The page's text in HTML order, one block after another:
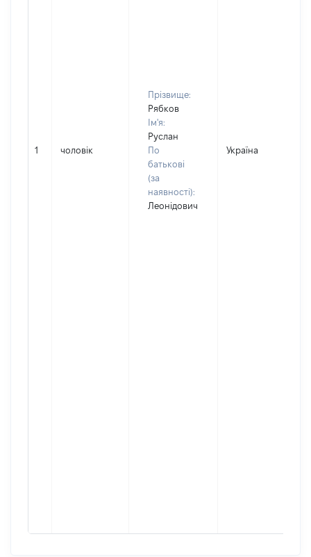
1 чоловік
Прізвище:
Рябков
Ім'я:
Руслан
По
батькові
(за
наявності):
Леонідович
Україна